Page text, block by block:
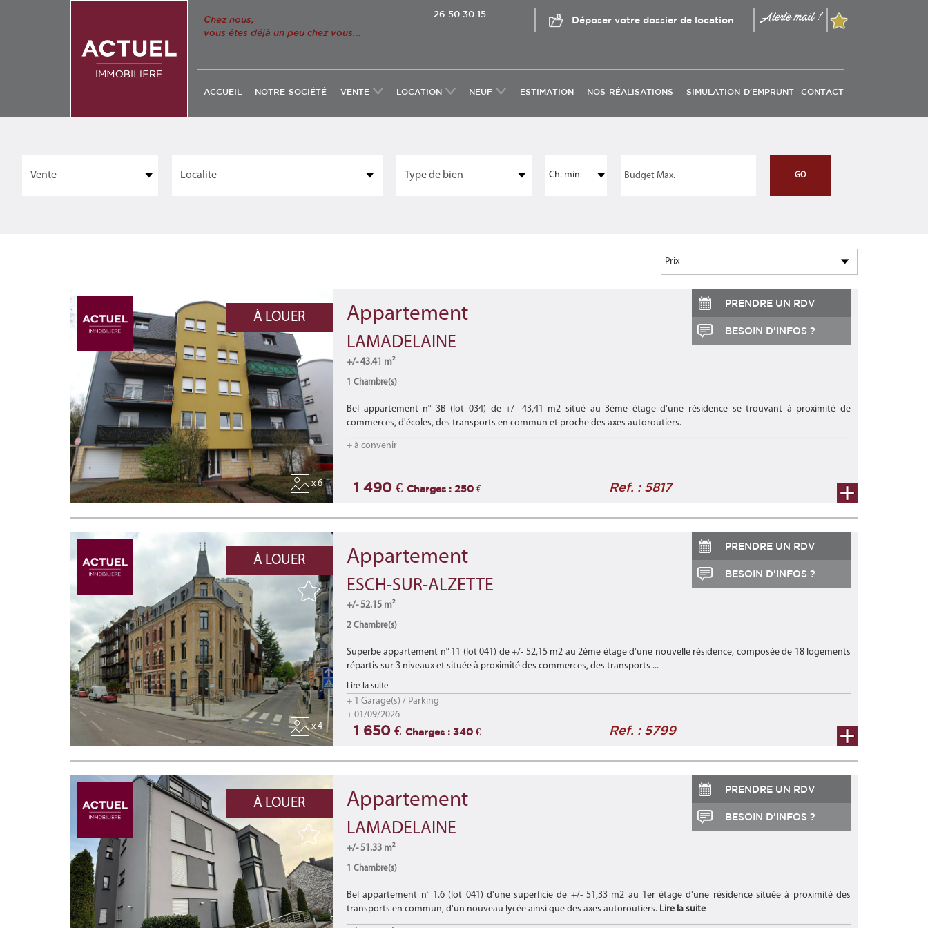
Chez nous,
vous êtes déjà un peu chez vous...
26 50 30 15
Déposer votre dossier de location Alerte mail !
ACCUEIL NOTRE SOCIÉTÉ VENTE LOCATION NEUF ESTIMATION NOS RÉALISATIONS SIMULATION D'EMPRUNT CONTACT
À LOUER
x 6
Appartement
LAMADELAINE
PRENDRE UN RDV
BESOIN D'INFOS ?
+/- 43.41 m²
1 Chambre(s)
Bel appartement n° 3B (lot 034) de +/- 43,41 m2 situé au 3ème étage d'une résidence se trouvant à proximité de
commerces, d'écoles, des transports en commun et proche des axes autoroutiers.
Lire la suite
+ à convenir
1 490 € Charges : 250 € Ref. : 5817
À LOUER
x 4
Appartement
ESCH-SUR-ALZETTE
PRENDRE UN RDV
BESOIN D'INFOS ?
+/- 52.15 m²
2 Chambre(s)
Superbe appartement n° 11 (lot 041) de +/- 52,15 m2 au 2ème étage d'une nouvelle résidence, composée de 18 logements
répartis sur 3 niveaux et située à proximité des commerces, des transports ...
Lire la suite
+ 1 Garage(s) / Parking
+ 01/09/2026
1 650 € Charges : 340 € Ref. : 5799
À LOUER Appartement
LAMADELAINE
PRENDRE UN RDV
BESOIN D'INFOS ?
+/- 51.33 m²
1 Chambre(s)
Bel appartement n° 1.6 (lot 041) d'une superficie de +/- 51,33 m2 au 1er étage d'une résidence située à proximité des
transports en commun, d'un nouveau lycée ainsi que des axes autoroutiers. Lire la suite